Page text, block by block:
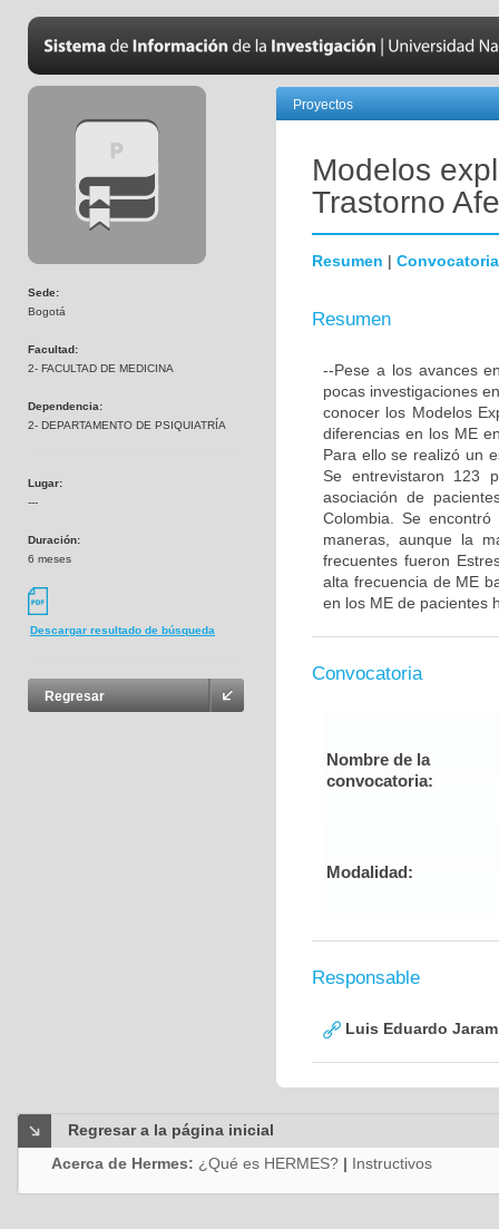
Sede:
Bogotá
Facultad:
2- FACULTAD DE MEDICINA
Dependencia:
2- DEPARTAMENTO DE PSIQUIATRÍA
Lugar:
---
Duración:
6 meses
Descargar resultado de búsqueda
Regresar
Proyectos
Modelos
Trastorno
Resumen | Convocatoria
Resumen
--Pese a los avances
pocas investigaciones
conocer los Modelos
diferencias en los ME
Para ello se realizó un
Se entrevistaron 123
asociación de
Colombia. Se
maneras, aunque la
frecuentes fueron
alta frecuencia de ME
en los ME de pacientes
Convocatoria
Nombre de la
convocatoria:
Modalidad:
Responsable
Luis Eduardo
Regresar a la página inicial
Acerca de Hermes: ¿Qué es HERMES? | Instructivos